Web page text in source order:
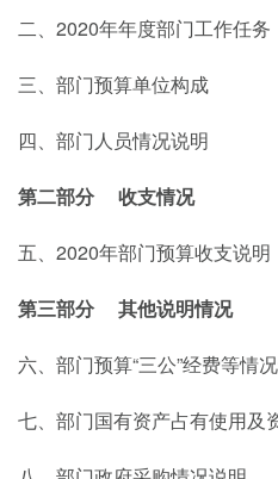
二、 2020年年度部门工作任务
三、部门预算单位构成
四、部门人员情况说明
第二部分 收支情况
五、 2020年部门预算收支说明
第三部分 其他说明情况
六、部门预算“三公”经费等情
七、部门国有资产占有使用及